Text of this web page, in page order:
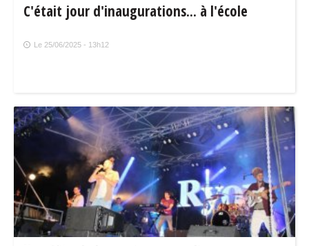
C'était jour d'inaugurations... à l'école
Le 25/06/2025 - 13h12